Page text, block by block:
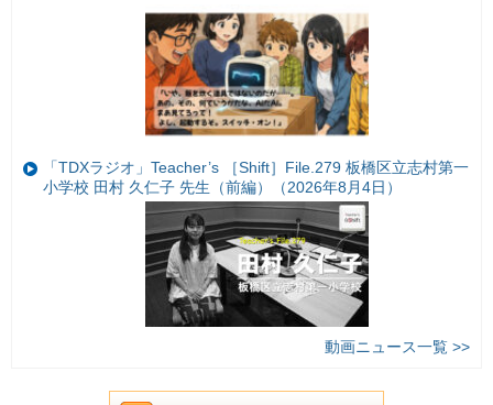
「TDXラジオ」Teacher’s ［Shift］File.279 板橋区立志村第一
小学校 田村 久仁子 先生（前編）（2026年8月4日）
動画ニュース一覧 >>